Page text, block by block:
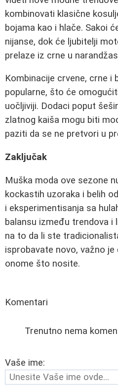
kombinovati klasične
bojama kao i hlače. Sakoi
nijanse, dok će ljubitelji
prelaze iz crne u
Kombinacije crvene, crne i
popularne, što će
uočljiviji. Dodaci poput
zlatnog kaiša mogu biti
paziti da se ne pretvori u
Zaključak
Muška moda ove sezone
kockastih uzoraka i belih
i eksperimentisanja sa
balansu između trendova i
na to da li ste
isprobavate novo, važno
onome što nosite.
Komentari
Trenutno nema
Vaše ime: